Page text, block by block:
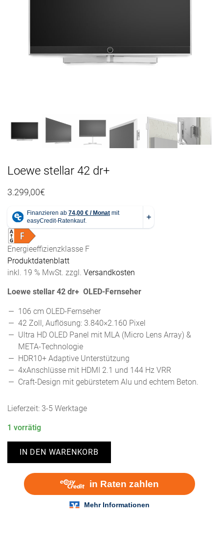
n
Loewe stellar 42 dr+
3.299,00€
Energieeffizienzklasse F
Produktdatenblatt
inkl. 19 % MwSt. zzgl. Versandkosten
Loewe stellar 42 dr+ OLED-Fernseher
106 cm OLED-Fernseher
42 Zoll, Auflösung: 3.840×2.160 Pixel
Ultra HD OLED Panel mit MLA (Micro Lens Array) &
META-Technologie
HDR10+ Adaptive Unterstützung
4xAnschlüsse mit HDMI 2.1 und 144 Hz VRR
Craft-Design mit gebürstetem Alu und echtem Beton.
Lieferzeit: 3-5 Werktage
1 vorrätig
IN DEN WARENKORB